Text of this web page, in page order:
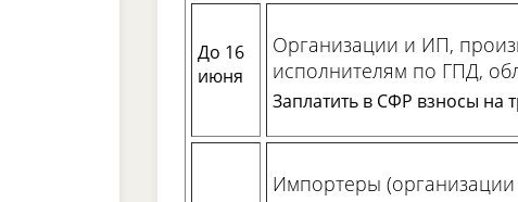
До 16
июня
Организации и ИП,
исполнителям по ГПД,
Заплатить в СФР взносы на
Импортеры